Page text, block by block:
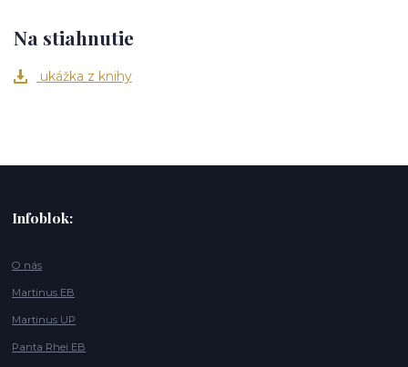
Na stiahnutie
ukážka z knihy
Infoblok:
O nás
Martinus EB
Martinus UP
Panta Rhei EB